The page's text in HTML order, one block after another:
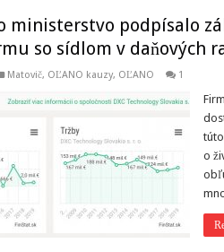
ministerstvo podpísalo
so sídlom v daňových
Matovič, OĽANO kauzy, OĽANO 1
o